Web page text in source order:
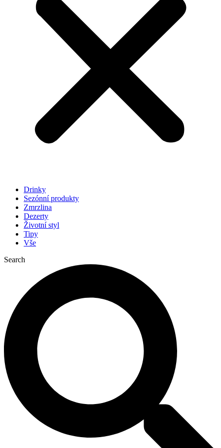
Drinky
Sezónní produkty
Zmrzlina
Dezerty
Životní styl
Tipy
Vše
Search